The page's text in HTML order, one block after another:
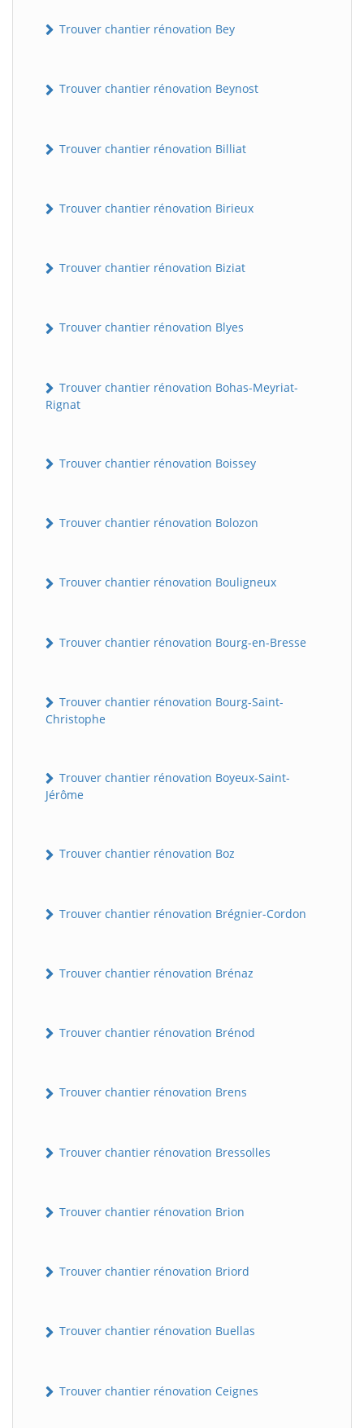
Trouver chantier rénovation Bey
Trouver chantier rénovation Beynost
Trouver chantier rénovation Billiat
Trouver chantier rénovation Birieux
Trouver chantier rénovation Biziat
Trouver chantier rénovation Blyes
Trouver chantier rénovation Bohas-Meyriat-
Rignat
Trouver chantier rénovation Boissey
Trouver chantier rénovation Bolozon
Trouver chantier rénovation Bouligneux
Trouver chantier rénovation Bourg-en-Bresse
Trouver chantier rénovation Bourg-Saint-
Christophe
Trouver chantier rénovation Boyeux-Saint-
Jérôme
Trouver chantier rénovation Boz
Trouver chantier rénovation Brégnier-Cordon
Trouver chantier rénovation Brénaz
Trouver chantier rénovation Brénod
Trouver chantier rénovation Brens
Trouver chantier rénovation Bressolles
Trouver chantier rénovation Brion
Trouver chantier rénovation Briord
Trouver chantier rénovation Buellas
Trouver chantier rénovation Ceignes